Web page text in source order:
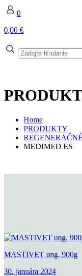
0
0,00 €
Home
PRODUKTY
MEDIMED ES
MASTIVET ung. 900g
30. januára 2024